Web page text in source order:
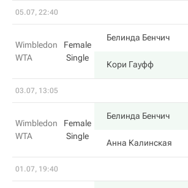
05.07, 22:40
Wimbledon
WTA
Female
Single
Белинда Бенчич
Кори Гауфф
03.07, 13:05
Wimbledon
WTA
Female
Single
Белинда Бенчич
Анна Калинская
01.07, 19:40